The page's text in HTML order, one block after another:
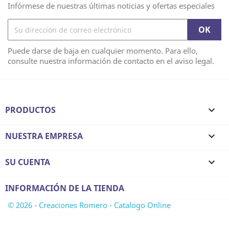
Infórmese de nuestras últimas noticias y ofertas especiales
Puede darse de baja en cualquier momento. Para ello,
consulte nuestra información de contacto en el aviso legal.
PRODUCTOS 
NUESTRA EMPRESA 
SU CUENTA 
INFORMACIÓN DE LA TIENDA
© 2026 - Creaciones Romero - Catalogo Online